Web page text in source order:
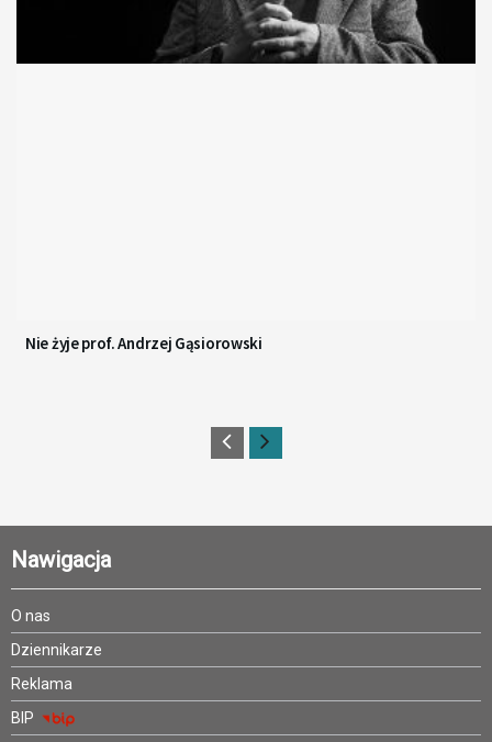
Nie żyje prof. Andrzej Gąsiorowski
Nawigacja
O nas
Dziennikarze
Reklama
BIP